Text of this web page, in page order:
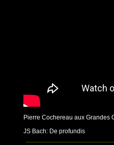
Pierre Cochereau aux Grandes
JS Bach: De profundis